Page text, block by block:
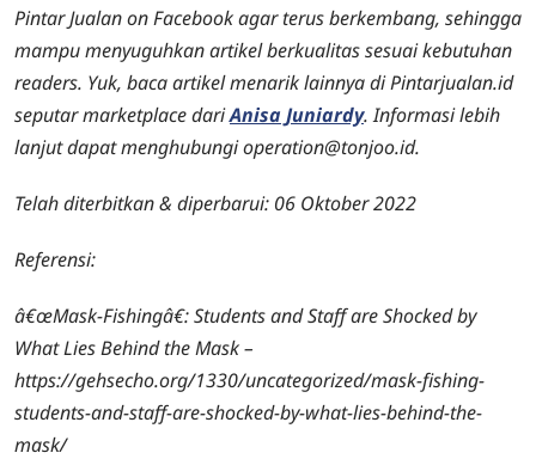
Pintar Jualan on Facebook agar terus berkembang, sehingga
mampu menyuguhkan artikel berkualitas sesuai kebutuhan
readers. Yuk, baca artikel menarik lainnya di Pintarjualan.id
seputar marketplace dariAnisa Juniardy. Informasi lebih
lanjut dapat menghubungi operation@tonjoo.id.
Telah diterbitkan & diperbarui: 06 Oktober 2022
Referensi:
â€œMask-Fishingâ€: Students and Staff are Shocked by
What Lies Behind the Mask –
https://gehsecho.org/1330/uncategorized/mask-fishing-
students-and-staff-are-shocked-by-what-lies-behind-the-
mask/